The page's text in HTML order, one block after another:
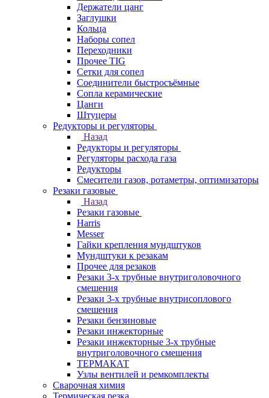
Держатели цанг
Заглушки
Кольца
Наборы сопел
Переходники
Прочее TIG
Сетки для сопел
Соединители быстросъёмные
Сопла керамические
Цанги
Штуцеры
Редукторы и регуляторы
Назад
Редукторы и регуляторы
Регуляторы расхода газа
Редукторы
Смесители газов, ротаметры, оптимизаторы
Резаки газовые
Назад
Резаки газовые
Harris
Messer
Гайки крепления мундштуков
Мундштуки к резакам
Прочее для резаков
Резаки 3-х трубные внутриголовочного
смешения
Резаки 3-х трубные внутрисоплового
смешения
Резаки бензиновые
Резаки инжекторные
Резаки инжекторные 3-х трубные
внутриголовочного смешения
ТЕРМАКАТ
Узлы вентилей и ремкомплекты
Сварочная химия
Термическая резка